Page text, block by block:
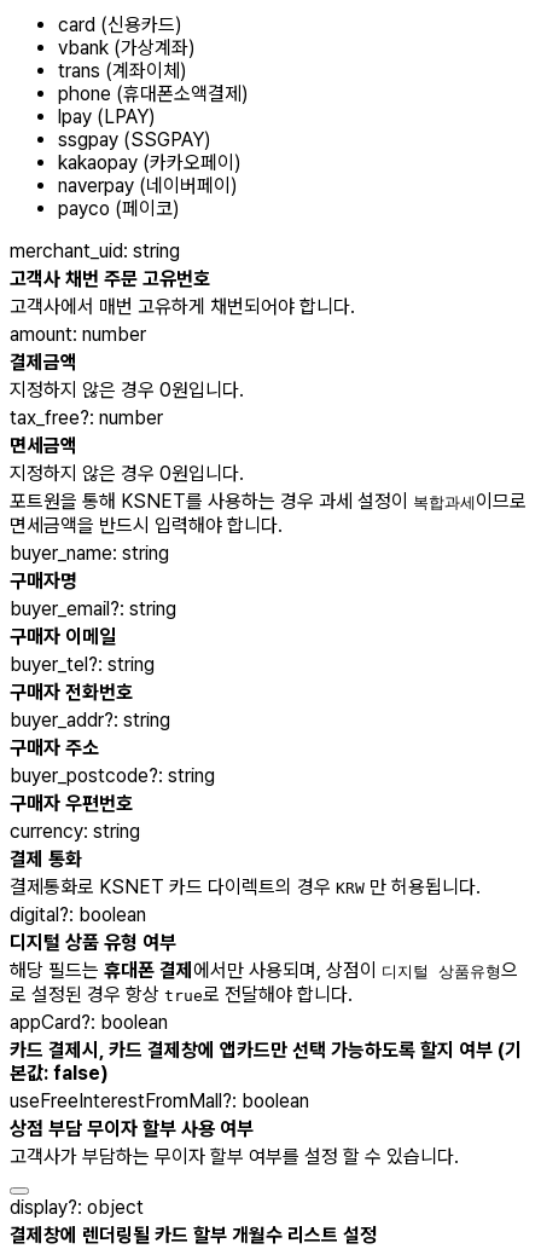
card (신용카드)
vbank (가상계좌)
trans (계좌이체)
phone (휴대폰소액결제)
lpay (LPAY)
ssgpay (SSGPAY)
kakaopay (카카오페이)
naverpay (네이버페이)
payco (페이코)
merchant_uid: string
고객사 채번 주문 고유번호
고객사에서 매번 고유하게 채번되어야 합니다.
amount: number
결제금액
지정하지 않은 경우 0원입니다.
tax_free?: number
면세금액
지정하지 않은 경우 0원입니다.
포트원을 통해 KSNET를 사용하는 경우 과세 설정이
복합과세 이므로
면세금액을 반드시 입력해야 합니다.
buyer_name: string
구매자명
buyer_email?: string
구매자 이메일
buyer_tel?: string
구매자 전화번호
buyer_addr?: string
구매자 주소
buyer_postcode?: string
구매자 우편번호
currency: string
결제 통화
결제통화로 KSNET 카드 다이렉트의 경우 KRW 만 허용됩니다.
digital?: boolean
디지털 상품 유형 여부
해당 필드는 휴대폰 결제 에서만 사용되며, 상점이 디지털 상품유형으
로 설정된 경우 항상 true로 전달해야 합니다.
appCard?: boolean
카드 결제시, 카드 결제창에 앱카드만 선택 가능하도록 할지 여부 (기
본값: false)
useFreeInterestFromMall?: boolean
상점 부담 무이자 할부 사용 여부
고객사가 부담하는 무이자 할부 여부를 설정 할 수 있습니다.
display?: object
결제창에 렌더링될 카드 할부 개월수 리스트 설정